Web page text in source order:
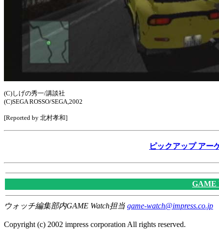
(C)しげの秀一/講談社
(C)SEGA ROSSO/SEGA,2002
[Reported by 北村孝和]
ピックアップ アー
GAME
ウォッチ編集部内GAME Watch担当 game-watch@impress.co.jp
Copyright (c) 2002 impress corporation All rights reserved.